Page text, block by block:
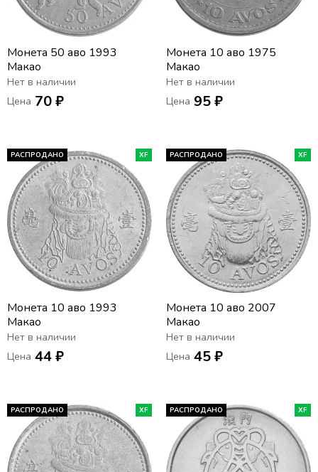
Монета 50 аво 1993
Макао
Нет в наличии
Цена 70 ₽
Монета 10 аво 1975
Макао
Нет в наличии
Цена 95 ₽
РАСПРОДАНО XF
Монета 10 аво 1993
Макао
Нет в наличии
Цена 44 ₽
РАСПРОДАНО XF
Монета 10 аво 2007
Макао
Нет в наличии
Цена 45 ₽
РАСПРОДАНО XF РАСПРОДАНО XF